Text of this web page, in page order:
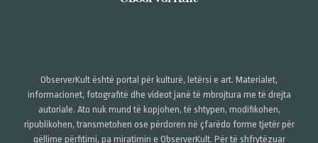
ObserverKult është portal për kulturë, letërsi e art. Materialet,
informacionet, fotografitë dhe videot janë të mbrojtura me të drejta
autoriale. Ato nuk mund të kopjohen, të shtypen, modifikohen,
ripublikohen, transmetohen ose përdoren në çfarëdo forme tjetër për
qëllime përfitimi, pa miratimin e ObserverKult. Për të shfrytëzuar